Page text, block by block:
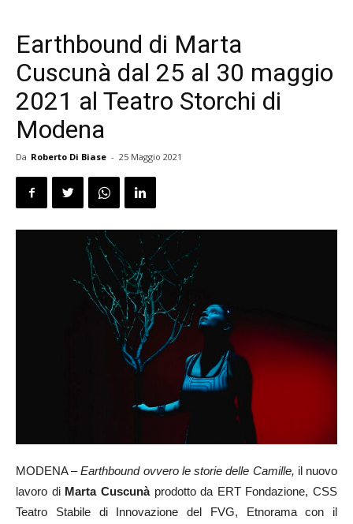
Earthbound di Marta
Cuscunà dal 25 al 30 maggio
2021 al Teatro Storchi di
Modena
Da Roberto Di Biase - 25 Maggio 2021
MODENA –Earthbound ovvero le storie delle Camille, il nuovo
lavoro di Marta Cuscunàprodotto da ERT Fondazione, CSS
Teatro Stabile di Innovazione del FVG, Etnorama con il